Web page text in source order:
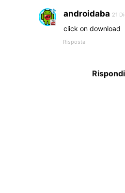
androidaba 21
click on download
Risposta
Rispondi